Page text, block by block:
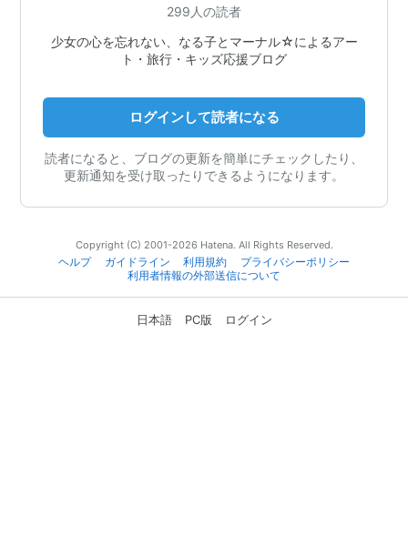
299人の読者
少女の心を忘れない、なる子とマーナル☆によるアー
ト・旅行・キッズ応援ブログ
ログインして読者になる
読者になると、ブログの更新を簡単にチェックしたり、
更新通知を受け取ったりできるようになります。
Copyright (C) 2001-2026 Hatena. All Rights Reserved.
ヘルプ
ガイドライン 利用規約
プライバシーポリシー
利用者情報の外部送信について
日本語 PC版 ログイン